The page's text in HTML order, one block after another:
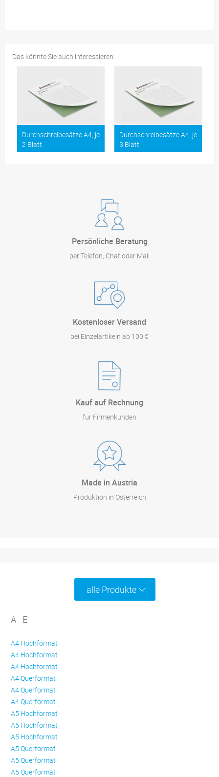
Das könnte Sie auch interessieren:
Durchschreibesätze A4, je
2 Blatt
Durchschreibesätze A4, je
3 Blatt
Persönliche Beratung
per Telefon, Chat oder Mail
Kostenloser Versand
bei Einzelartikeln ab 100 €
Kauf auf Rechnung
für Firmenkunden
Made in Austria
Produktion in Österreich
alle Produkte
A - E
A4 Hochformat
A4 Hochformat
A4 Hochformat
A4 Querformat
A4 Querformat
A4 Querformat
A5 Hochformat
A5 Hochformat
A5 Hochformat
A5 Querformat
A5 Querformat
A5 Querformat